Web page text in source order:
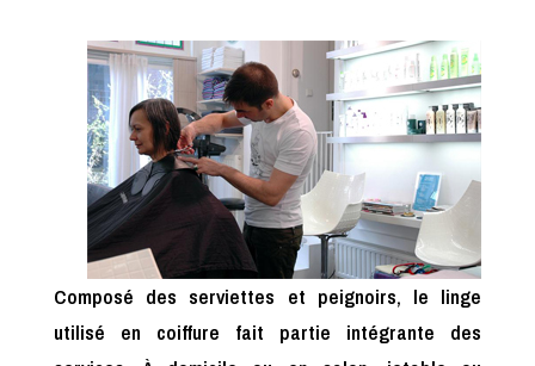
Composé des serviettes et peignoirs, le linge
utilisé en coiffure fait partie intégrante des